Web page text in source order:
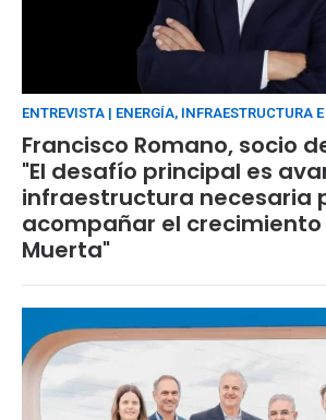
ENTREVISTA | ENERGÍA, INFRAESTRUCTURA
Francisco Romano, socio
"El desafío principal es
infraestructura necesaria
acompañar el crecimiento
Muerta"